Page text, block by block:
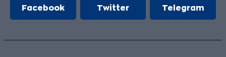
Facebook Twitter Telegram